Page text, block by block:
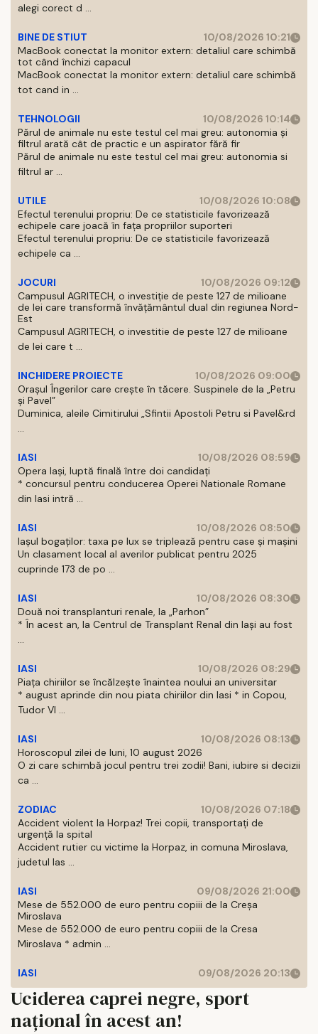
alegi corect d ...
BINE DE STIUT
10/08/2026 10:21
MacBook conectat la monitor extern: detaliul care schimbă
tot când închizi capacul
MacBook conectat la monitor extern: detaliul care schimbă
tot cand in ...
TEHNOLOGII
10/08/2026 10:14
Părul de animale nu este testul cel mai greu: autonomia și
filtrul arată cât de practic e un aspirator fără fir
Părul de animale nu este testul cel mai greu: autonomia si
filtrul ar ...
UTILE
10/08/2026 10:08
Efectul terenului propriu: De ce statisticile favorizează
echipele care joacă în fața propriilor suporteri
Efectul terenului propriu: De ce statisticile favorizează
echipele ca ...
JOCURI
10/08/2026 09:12
Campusul AGRITECH, o investiție de peste 127 de milioane
de lei care transformă învățământul dual din regiunea Nord-
Est
Campusul AGRITECH, o investitie de peste 127 de milioane
de lei care t ...
INCHIDERE PROIECTE
10/08/2026 09:00
Orașul Îngerilor care crește în tăcere. Suspinele de la „Petru
și Pavel”
Duminica, aleile Cimitirului „Sfintii Apostoli Petru si Pavel&rd
...
IASI
10/08/2026 08:59
Opera Iași, luptă finală între doi candidați
* concursul pentru conducerea Operei Nationale Romane
din Iasi intră ...
IASI
10/08/2026 08:50
Iașul bogaților: taxa pe lux se triplează pentru case și mașini
Un clasament local al averilor publicat pentru 2025
cuprinde 173 de po ...
IASI
10/08/2026 08:30
Două noi transplanturi renale, la „Parhon”
* În acest an, la Centrul de Transplant Renal din Iaşi au fost
...
IASI
10/08/2026 08:29
Piața chiriilor se încălzește înaintea noului an universitar
* august aprinde din nou piata chiriilor din Iasi * in Copou,
Tudor Vl ...
IASI
10/08/2026 08:13
Horoscopul zilei de luni, 10 august 2026
O zi care schimbă jocul pentru trei zodii! Bani, iubire si decizii
ca ...
ZODIAC
10/08/2026 07:18
Accident violent la Horpaz! Trei copii, transportați de
urgență la spital
Accident rutier cu victime la Horpaz, in comuna Miroslava,
judetul Ias ...
IASI
09/08/2026 21:00
Mese de 552.000 de euro pentru copiii de la Creșa
Miroslava
Mese de 552.000 de euro pentru copiii de la Cresa
Miroslava * admin ...
IASI 09/08/2026 20:13
Uciderea caprei negre, sport
național în acest an!